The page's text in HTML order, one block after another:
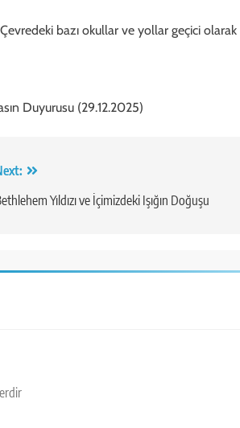
bazı okullar ve yollar geçici olarak
Duyurusu (29.12.2025)
Yıldızı ve İçimizdeki Işığın Doğuşu